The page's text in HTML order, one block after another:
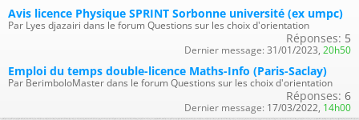
Avis licence Physique SPRINT Sorbonne université (ex umpc)
Par Lyes djazairi dans le forum Questions sur les choix d'orientation
Réponses: 5
Dernier message: 31/01/2023, 20h50
Emploi du temps double-licence Maths-Info (Paris-Saclay)
Par BerimboloMaster dans le forum Questions sur les choix d'orientation
Réponses: 6
Dernier message: 17/03/2022, 14h00